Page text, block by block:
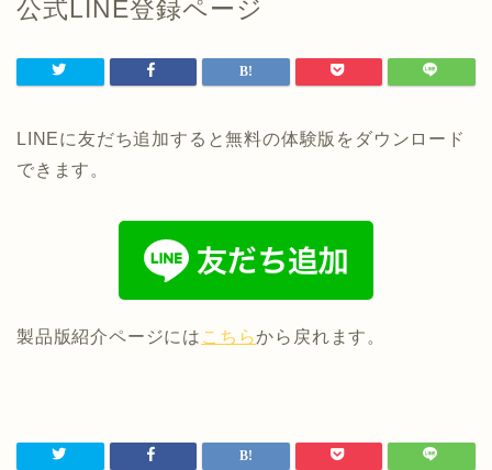
公式LINE登録ページ
LINEに友だち追加すると無料の体験版をダウンロード
できます。
製品版紹介ページには こちらから戻れます。